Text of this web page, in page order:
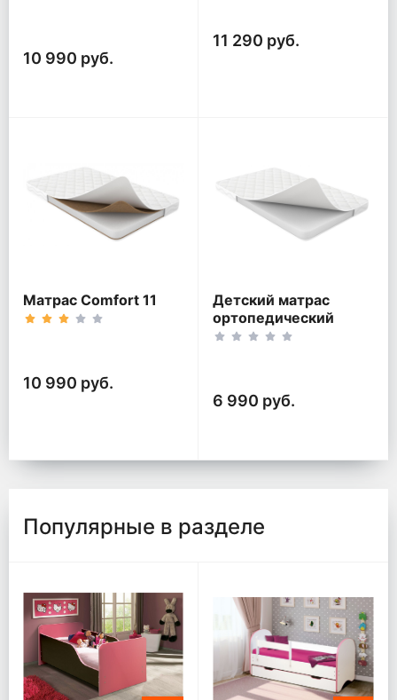
10 990 руб.
11 290 руб.
Матрас Comfort 11
10 990 руб.
Детский матрас
ортопедический
Classic
6 990 руб.
Популярные в разделе